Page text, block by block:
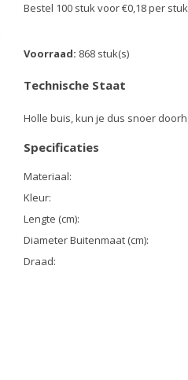
Bestel 100 stuk voor €0,18 per
Voorraad: 868 stuk(s)
Technische Staat
Holle buis, kun je dus snoer
Specificaties
Materiaal:
Kleur:
Lengte (cm):
Diameter Buitenmaat (cm):
Draad: